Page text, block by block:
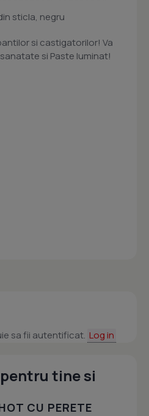
sticla, negru
si castigatorilor! Va
si Paste luminat!
sa fii autentificat. Log in
tine si
CU PERETE